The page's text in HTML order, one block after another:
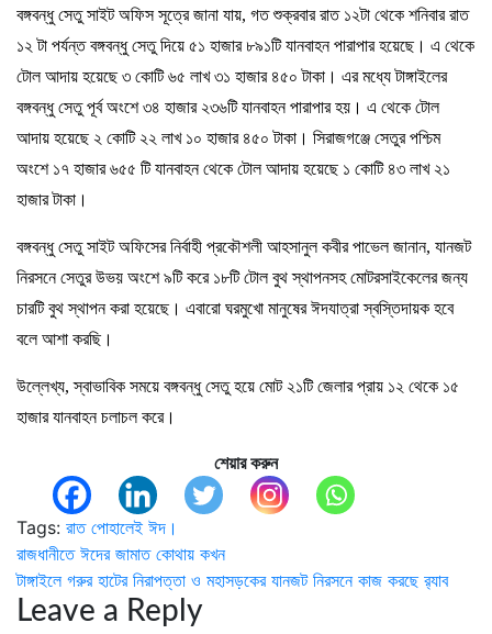
বঙ্গবন্ধু সেতু সাইট অফিস সূত্রে জানা যায়, গত শুক্রবার রাত ১২টা থেকে শনিবার রাত
১২ টা পর্যন্ত বঙ্গবন্ধু সেতু দিয়ে ৫১ হাজার ৮৯১টি যানবাহন পারাপার হয়েছে। এ থেকে
টোল আদায় হয়েছে ৩ কোটি ৬৫ লাখ ৩১ হাজার ৪৫০ টাকা। এর মধ্যে টাঙ্গাইলের
বঙ্গবন্ধু সেতু পূর্ব অংশে ৩৪ হাজার ২৩৬টি যানবাহন পারাপার হয়। এ থেকে টোল
আদায় হয়েছে ২ কোটি ২২ লাখ ১০ হাজার ৪৫০ টাকা। সিরাজগঞ্জে সেতুর পশ্চিম
অংশে ১৭ হাজার ৬৫৫ টি যানবাহন থেকে টোল আদায় হয়েছে ১ কোটি ৪৩ লাখ ২১
হাজার টাকা।
বঙ্গবন্ধু সেতু সাইট অফিসের নির্বাহী প্রকৌশলী আহসানুল কবীর পাভেল জানান, যানজট
নিরসনে সেতুর উভয় অংশে ৯টি করে ১৮টি টোল বুথ স্থাপনসহ মোটরসাইকেলের জন্য
চারটি বুথ স্থাপন করা হয়েছে। এবারো ঘরমুখো মানুষের ঈদযাত্রা স্বস্তিদায়ক হবে
বলে আশা করছি।
উল্লেখ্য, স্বাভাবিক সময়ে বঙ্গবন্ধু সেতু হয়ে মোট ২১টি জেলার প্রায় ১২ থেকে ১৫
হাজার যানবাহন চলাচল করে।
শেয়ার করুন
Tags: রাত পোহালেই ঈদ।
Post
navigation
রাজধানীতে ঈদের জামাত কোথায় কখন
টাঙ্গাইলে গরুর হাটের নিরাপত্তা ও মহাসড়কের যানজট নিরসনে কাজ করছে র‌্যাব
Leave a Reply